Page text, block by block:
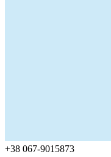
+38 067-9015873